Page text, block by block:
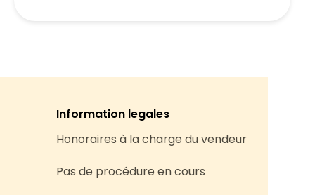
Information legales
Honoraires à la charge du vendeur
Pas de procédure en cours